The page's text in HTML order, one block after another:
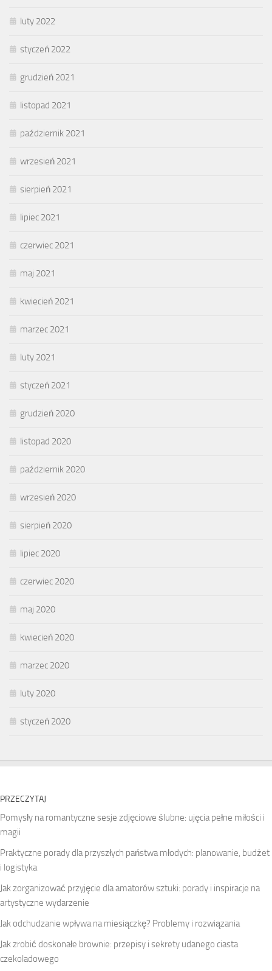
luty 2022
styczeń 2022
grudzień 2021
listopad 2021
październik 2021
wrzesień 2021
sierpień 2021
lipiec 2021
czerwiec 2021
maj 2021
kwiecień 2021
marzec 2021
luty 2021
styczeń 2021
grudzień 2020
listopad 2020
październik 2020
wrzesień 2020
sierpień 2020
lipiec 2020
czerwiec 2020
maj 2020
kwiecień 2020
marzec 2020
luty 2020
styczeń 2020
PRZECZYTAJ
Pomysły na romantyczne sesje zdjęciowe ślubne: ujęcia pełne miłości i
magii
Praktyczne porady dla przyszłych państwa młodych: planowanie, budżet
i logistyka
Jak zorganizować przyjęcie dla amatorów sztuki: porady i inspiracje na
artystyczne wydarzenie
Jak odchudzanie wpływa na miesiączkę? Problemy i rozwiązania
Jak zrobić doskonałe brownie: przepisy i sekrety udanego ciasta
czekoladowego